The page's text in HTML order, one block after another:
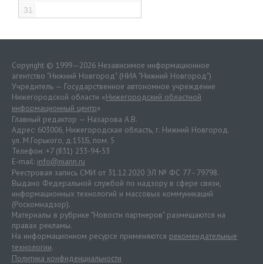
31
Copyright © 1999—2026 Независимое информационное
агентство "Нижний Новгород" (НИА "Нижний Новгород")
Учредитель — Государственное автономное учреждение
Нижегородской области «Нижегородский областной
информационный центр»
Главный редактор — Назарова А.В.
Адрес: 603006, Нижегородская область, г. Нижний Новгород.
ул. М.Горького, д.151Б, пом. 5
Телефон: +7 (831) 233-94-53
E-mail: info@niann.ru
Реестровая запись СМИ от 31.12.2020 ЭЛ № ФС 77 - 79798.
Выдано Федеральной службой по надзору в сфере связи,
информационных технологий и массовых коммуникаций
(Роскомнадзор).
Материалы в рубрике "Новости партнеров" размещаются на
правах рекламы.
На информационном ресурсе применяются рекомендательные
технологии.
Политика конфиденциальности